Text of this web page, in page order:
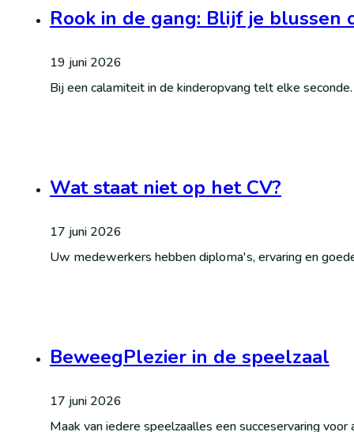
Rook in de gang: Blijf je blussen
19 juni 2026
Bij een calamiteit in de kinderopvang telt elke
Wat staat niet op het CV?
17 juni 2026
Uw medewerkers hebben diploma's, ervaring en
BeweegPlezier in de speelzaal
17 juni 2026
Maak van iedere speelzaalles een succeservaring